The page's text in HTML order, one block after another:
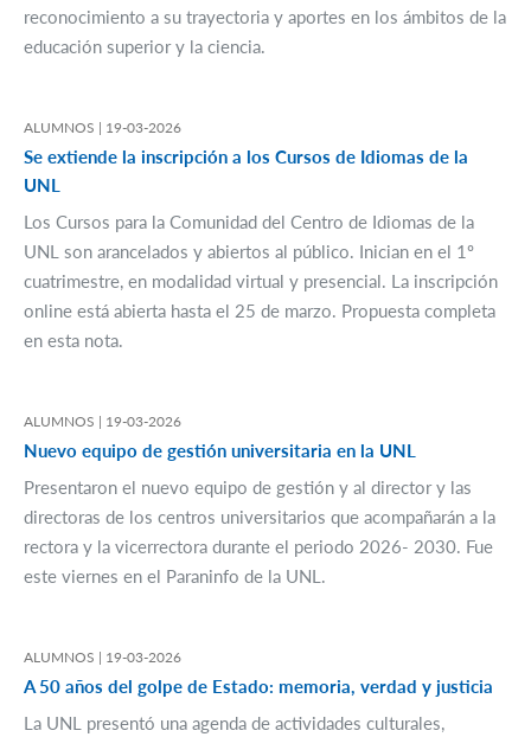
reconocimiento a su trayectoria y aportes en los ámbitos de la
educación superior y la ciencia.
ALUMNOS | 19-03-2026
Se extiende la inscripción a los Cursos de Idiomas de la
UNL
Los Cursos para la Comunidad del Centro de Idiomas de la
UNL son arancelados y abiertos al público. Inician en el 1º
cuatrimestre, en modalidad virtual y presencial. La inscripción
online está abierta hasta el 25 de marzo. Propuesta completa
en esta nota.
ALUMNOS | 19-03-2026
Nuevo equipo de gestión universitaria en la UNL
Presentaron el nuevo equipo de gestión y al director y las
directoras de los centros universitarios que acompañarán a la
rectora y la vicerrectora durante el periodo 2026- 2030. Fue
este viernes en el Paraninfo de la UNL.
ALUMNOS | 19-03-2026
A 50 años del golpe de Estado: memoria, verdad y justicia
La UNL presentó una agenda de actividades culturales,